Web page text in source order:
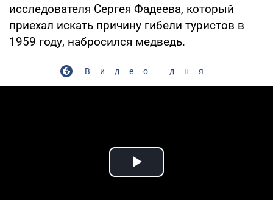
исследователя Сергея Фадеева, который
приехал искать причину гибели туристов в
1959 году, набросился медведь.
Видео дня
Play Video